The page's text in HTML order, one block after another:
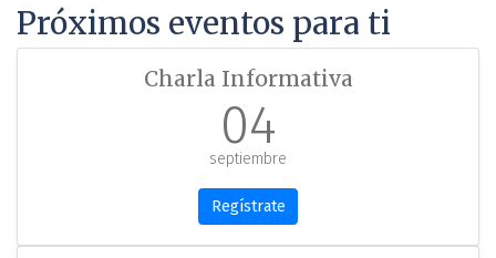
Próximos eventos para ti
Charla Informativa
04
septiembre
Regístrate